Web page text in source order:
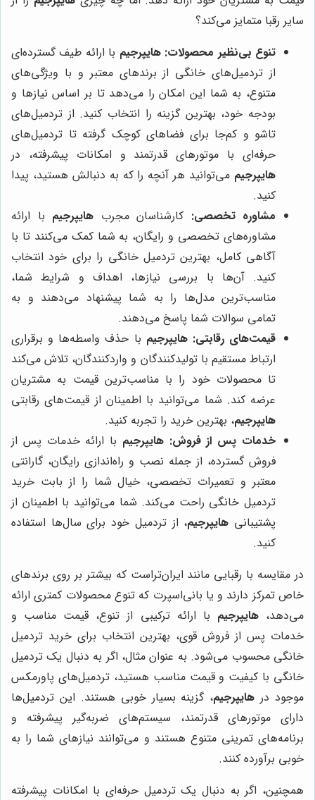
سایر رقبا متمایز می‌کند؟
تنوع بی‌نظیر محصولات: هایپرجیم با ارائه طیف گسترده‌ای
از تردمیل‌های خانگی از برندهای معتبر و با ویژگی‌های
متنوع، به شما این امکان را می‌دهد تا بر اساس نیازها و
بودجه خود، بهترین گزینه را انتخاب کنید. از تردمیل‌های
تاشو و کم‌جا برای فضاهای کوچک گرفته تا تردمیل‌های
حرفه‌ای با موتورهای قدرتمند و امکانات پیشرفته، در
هایپرجیم می‌توانید هر آنچه را که به دنبالش هستید، پیدا
کنید.
مشاوره تخصصی: کارشناسان مجرب هایپرجیم با ارائه
مشاوره‌های تخصصی و رایگان، به شما کمک می‌کنند تا با
آگاهی کامل، بهترین تردمیل خانگی را برای خود انتخاب
کنید. آن‌ها با بررسی نیازها، اهداف و شرایط شما،
مناسب‌ترین مدل‌ها را به شما پیشنهاد می‌دهند و به
تمامی سوالات شما پاسخ می‌دهند.
قیمت‌های رقابتی: هایپرجیم با حذف واسطه‌ها و برقراری
ارتباط مستقیم با تولیدکنندگان و واردکنندگان، تلاش می‌کند
تا محصولات خود را با مناسب‌ترین قیمت به مشتریان
عرضه کند. شما می‌توانید با اطمینان از قیمت‌های رقابتی
هایپرجیم، بهترین خرید را تجربه کنید.
خدمات پس از فروش: هایپرجیم با ارائه خدمات پس از
فروش گسترده، از جمله نصب و راه‌اندازی رایگان، گارانتی
معتبر و تعمیرات تخصصی، خیال شما را از بابت خرید
تردمیل خانگی راحت می‌کند. شما می‌توانید با اطمینان از
پشتیبانی هایپرجیم، از تردمیل خود برای سال‌ها استفاده
کنید.
در مقایسه با رقبایی مانند ایران‌تراست که بیشتر بر روی برندهای
خاص تمرکز دارند و یا بانی‌اسپرت که تنوع محصولات کمتری ارائه
می‌دهد،هایپرجیم با ارائه ترکیبی از تنوع، قیمت مناسب و
خدمات پس از فروش قوی، بهترین انتخاب برای خرید تردمیل
خانگی محسوب می‌شود. به عنوان مثال، اگر به دنبال یک تردمیل
خانگی با کیفیت و قیمت مناسب هستید، تردمیل‌های پاورمکس
موجود در هایپرجیم، گزینه بسیار خوبی هستند. این تردمیل‌ها
دارای موتورهای قدرتمند، سیستم‌های ضربه‌گیر پیشرفته و
برنامه‌های تمرینی متنوع هستند و می‌توانند نیازهای شما را به
خوبی برآورده کنند.
همچنین، اگر به دنبال یک تردمیل حرفه‌ای با امکانات پیشرفته